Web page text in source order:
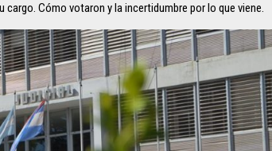
Cómo votaron y la incertidumbre por lo que viene.